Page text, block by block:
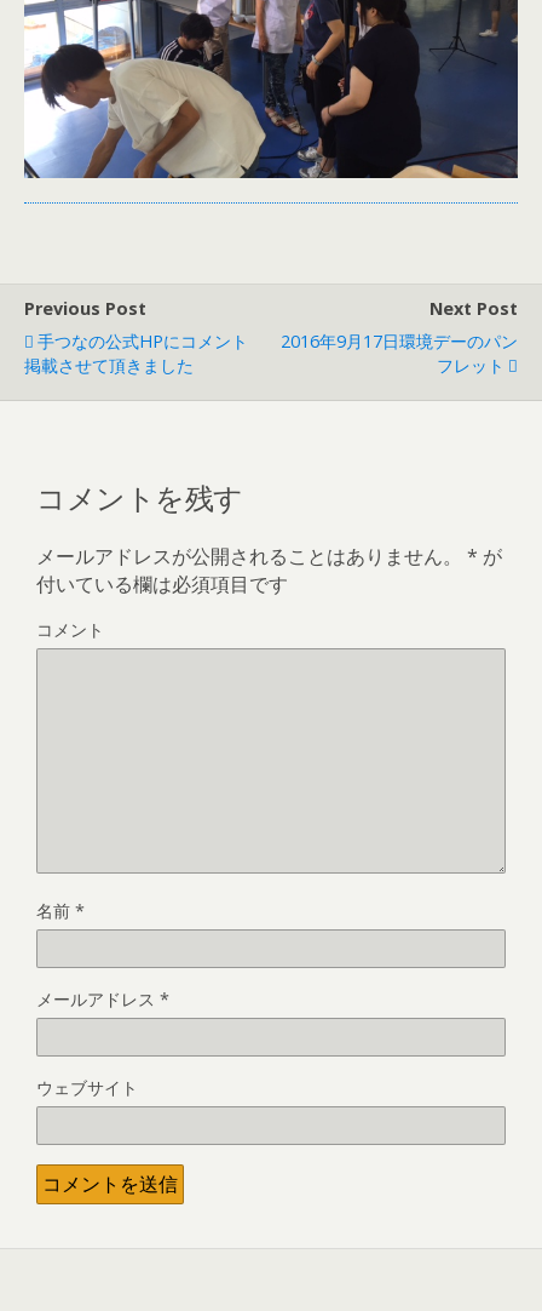
Previous Post
手つなの公式HPにコメント
掲載させて頂きました
Next Post
2016年9月17日環境デーのパン
フレット
コメントを残す
メールアドレスが公開されることはありません。 * が
付いている欄は必須項目です
コメント
名前 *
メールアドレス *
ウェブサイト